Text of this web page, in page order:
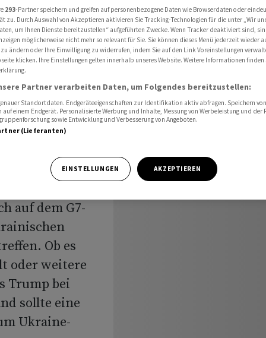
G7-Gipfel an
bei
auf dem G7-
Ob es
oder weitere
Trump bei
sollte eine
Ukraine-
293-Partner speichern und greifen auf personenbezogene Daten wie Browserdaten oder
zu. Durch Auswahl von Akzeptieren aktivieren Sie Tracking-Technologien für die unter „Wir
um Ihnen Dienste bereitzustellen“ aufgeführten Zwecke. Wenn Tracker deaktiviert sind,
möglicherweise nicht mehr so relevant für Sie. Sie können dieses Menü jederzeit wieder
ändern oder Ihre Einwilligung zu widerrufen, indem Sie auf den Link Voreinstellungen
klicken. Ihre Einstellungen gelten innerhalb unseres Website. Weitere Informationen finden
Partner verarbeiten Daten, um Folgendes bereitzustellen:
Standortdaten. Endgeräteeigenschaften zur Identifikation aktiv abfragen. Speichern
einem Endgerät. Personalisierte Werbung und Inhalte, Messung von Werbeleistung und der
sowie Entwicklung und Verbesserung von Angeboten.
(Lieferanten)
EINSTELLUNGEN AKZEPTIEREN